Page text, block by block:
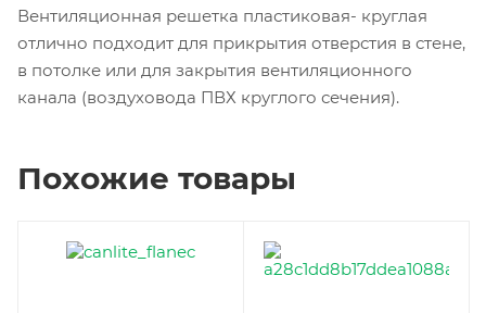
Вентиляционная решетка пластиковая- круглая
отлично подходит для прикрытия отверстия в стене,
в потолке или для закрытия вентиляционного
канала (воздуховода ПВХ круглого сечения).
Похожие товары